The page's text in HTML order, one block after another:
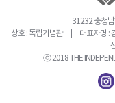
31232 충청
상호 : 독립기념관 | 대표자명
ⓒ 2018 THE